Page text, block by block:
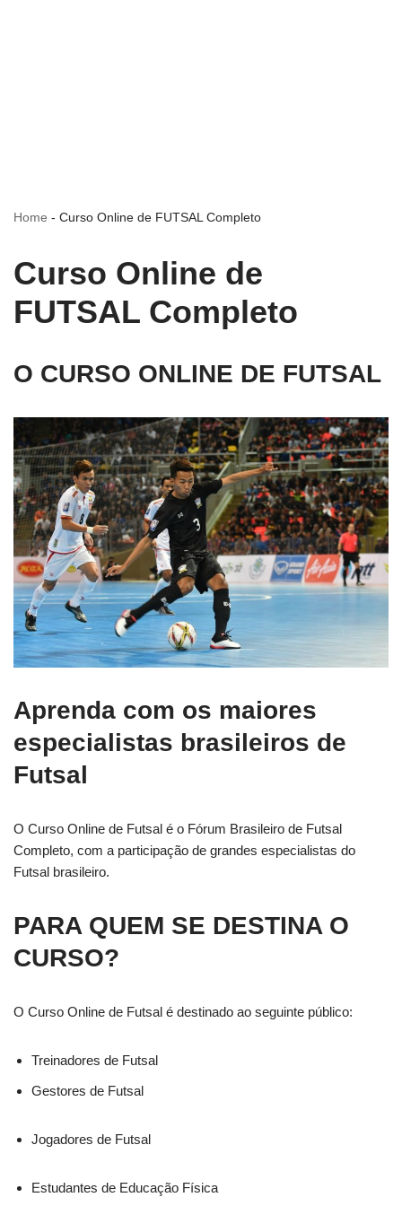
Home - Curso Online de FUTSAL Completo
Curso Online de
FUTSAL Completo
O CURSO ONLINE DE FUTSAL
Aprenda com os maiores
especialistas brasileiros de
Futsal
O Curso Online de Futsal é o Fórum Brasileiro de Futsal
Completo, com a participação de grandes especialistas do
Futsal brasileiro.
PARA QUEM SE DESTINA O
CURSO?
O Curso Online de Futsal é destinado ao seguinte público:
Treinadores de Futsal
Gestores de Futsal
Jogadores de Futsal
Estudantes de Educação Física